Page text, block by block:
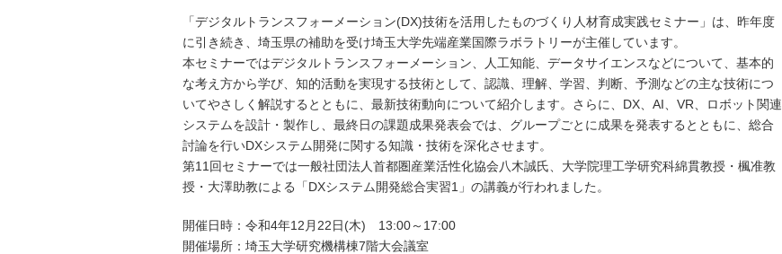
「デジタルトランスフォーメーション(DX)技術を活用したものづくり人材育成実践セミナー」は、昨年度
に引き続き、埼玉県の補助を受け埼玉大学先端産業国際ラボラトリーが主催しています。
本セミナーではデジタルトランスフォーメーション、人工知能、データサイエンスなどについて、基本的
な考え方から学び、知的活動を実現する技術として、認識、理解、学習、判断、予測などの主な技術につ
いてやさしく解説するとともに、最新技術動向について紹介します。さらに、DX、AI、VR、ロボット関連
システムを設計・製作し、最終日の課題成果発表会では、グループごとに成果を発表するとともに、総合
討論を行いDXシステム開発に関する知識・技術を深化させます。
第11回セミナーでは一般社団法人首都圏産業活性化協会八木誠氏、大学院理工学研究科綿貫教授・楓准教
授・大澤助教による「DXシステム開発総合実習1」の講義が行われました。
開催日時：令和4年12月22日(木) 13:00～17:00
開催場所：埼玉大学研究機構棟7階大会議室